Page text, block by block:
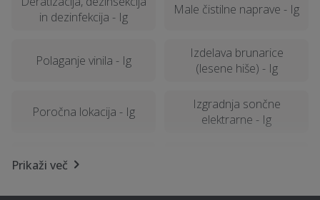
in dezinfekcija - Ig
Male čistilne naprave - Ig
Polaganje vinila - Ig
Izdelava brunarice
(lesene hiše) - Ig
Poročna lokacija - Ig
Izgradnja sončne
elektrarne - Ig
Prikaži več